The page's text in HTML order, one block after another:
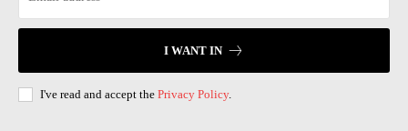
I WANT IN
I've read and accept the Privacy Policy.